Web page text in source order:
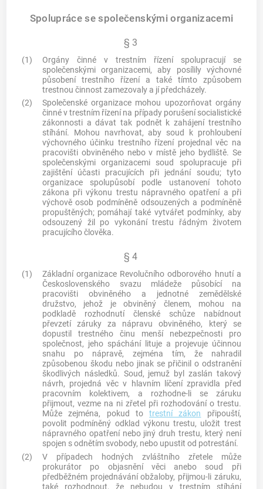
Spolupráce se společenskými organizacemi
§ 3
(1)
Orgány činné v trestním řízení spolupracují se
společenskými organizacemi, aby posílily výchovné
působení trestního řízení a také tímto způsobem
trestnou činnost zamezovaly a jí předcházely.
(2)
Společenské organizace mohou upozorňovat orgány
činné v trestním řízení na případy porušení socialistické
zákonnosti a dávat tak podnět k zahájení trestního
stíhání. Mohou navrhovat, aby soud k prohloubení
výchovného účinku trestního řízení projednal věc na
pracovišti obviněného nebo v místě jeho bydliště. Se
společenskými organizacemi soud spolupracuje při
zajištění účasti pracujících při jednání soudu; tyto
organizace spolupůsobí podle ustanovení tohoto
zákona při výkonu trestu nápravného opatření a při
výchově osob podmíněně odsouzených a podmíněně
propuštěných; pomáhají také vytvářet podmínky, aby
odsouzený žil po vykonání trestu řádným životem
pracujícího člověka.
§ 4
(1)
Základní organizace Revolučního odborového hnutí a
Československého svazu mládeže působící na
pracovišti obviněného a jednotné zemědělské
družstvo, jehož je obviněný členem, mohou na
podkladě rozhodnutí členské schůze nabídnout
převzetí záruky za nápravu obviněného, který se
dopustil trestného činu menší nebezpečnosti pro
společnost, jeho spáchání lituje a projevuje účinnou
snahu po nápravě, zejména tím, že nahradil
způsobenou škodu nebo jinak se přičinil o odstranění
škodlivých následků. Soud, jemuž byl zaslán takový
návrh, projedná věc v hlavním líčení zpravidla před
pracovním kolektivem, a rozhodne-li se záruku
přijmout, vezme na ni zřetel při rozhodování o trestu.
Může zejména, pokud totrestní zákon připouští,
povolit podmíněný odklad výkonu trestu, uložit trest
nápravného opatření nebo jiný druh trestu, který není
spojen s odnětím svobody, nebo upustit od potrestání.
(2)
V případech hodných zvláštního zřetele může
prokurátor po objasnění věci anebo soud při
předběžném projednávání obžaloby, přijmou-li záruku,
také rozhodnout, že nebudou v trestním stíhání